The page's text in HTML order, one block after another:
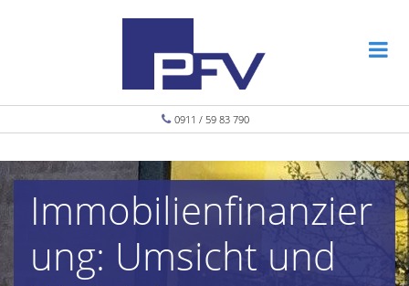
0911 / 59 83 790
Immobilienfinanzier
ung: Umsicht und